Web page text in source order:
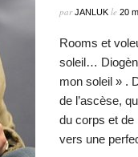
parJANLUK le 20
Rooms et
soleil…
mon soleil » .
de l’ascèse,
du corps et de
vers une